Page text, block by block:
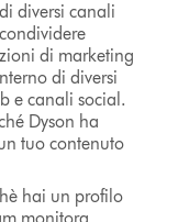
diversi canali
di marketing
di diversi
e canali social.
Dyson ha
tuo contenuto
hai un profilo